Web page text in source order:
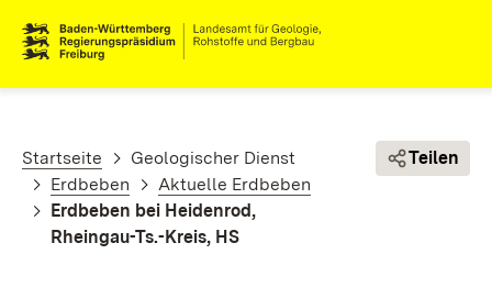
Pfadnavigation
Startseite
Geologischer Dienst
Erdbeben
Aktuelle Erdbeben
Erdbeben bei Heidenrod,
Rheingau-Ts.-Kreis, HS
Teilen